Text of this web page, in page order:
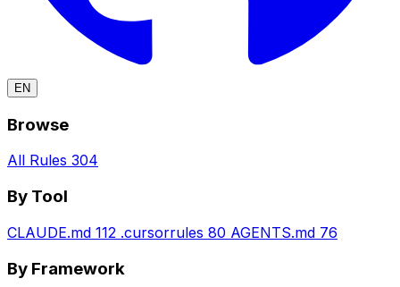
EN
Browse
All Rules 304
By Tool
CLAUDE.md 112 .cursorrules 80 AGENTS.md 76
By Framework